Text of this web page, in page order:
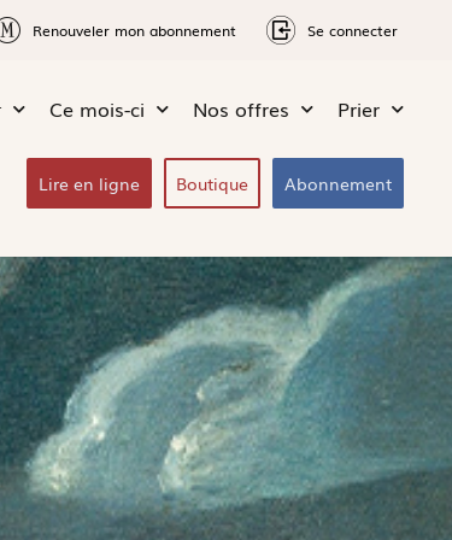
Renouveler mon abonnement Se connecter
Ce mois-ci Nos offres Prier
Lire en ligne Boutique Abonnement